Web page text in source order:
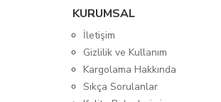
KURUMSAL
İletişim
Gizlilik ve Kullanım
Kargolama Hakkında
Sıkça Sorulanlar